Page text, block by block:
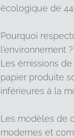
écologique de
Pourquoi
l'environnement ?
Les émissions
papier produite
inférieures à la
Les modèles de
modernes et